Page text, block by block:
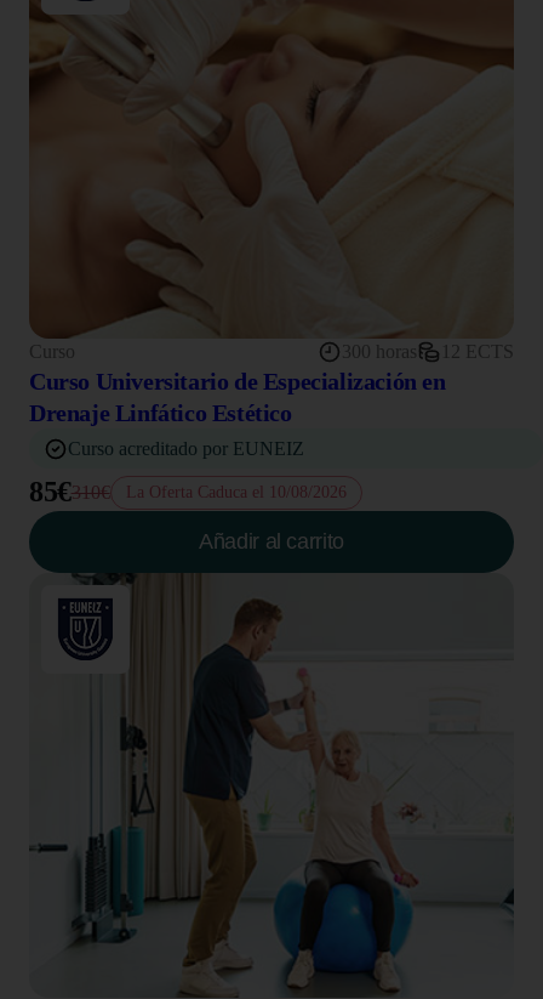
Curso 300 horas 12 ECTS
Curso Universitario de Especialización en
Drenaje Linfático Estético
Curso acreditado por EUNEIZ
85€310€ La Oferta Caduca el 10/08/2026
Añadir al carrito